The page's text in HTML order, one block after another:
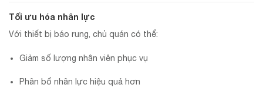
Tối ưu hóa nhân lực
Với thiết bị báo rung, chủ quán có thể:
Giảm số lượng nhân viên phục vụ
Phân bổ nhân lực hiệu quả hơn